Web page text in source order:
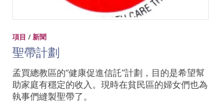
項目 /新聞
聖帶計劃
孟買總教區的“健康促進信託”計劃，目的是希望幫
助家庭有穩定的收入。現時在貧民區的婦女們也為
執事們縫製聖帶了。